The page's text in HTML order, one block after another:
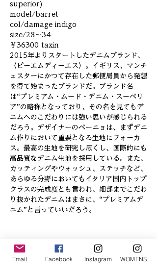
superior)
model/barret
col/damage indigo
size/28～34
￥36300 taxin
2015年よりスタートしたデニムブランド、
〈ピーエムディーエス〉。イギリス、マンチ
ェスターにかつて存在した郵便局員から発想
を得て始まったブランドだ。ブランド名
は“プレミアム・ムード・デニム・スーペリ
ア”の略称となっており、その名を見てもデ
ニムへのこだわりには強い思いが感じられる
だろう。デザイナーのペーニョは、まずデニ
ム作りにおいて重要となる生地にフォーカ
ス。最高の生地を研究し尽くし、国際的にも
高品質なデニム生地を採用している。また、
カッティングやウォッシュ、ステッチなど、
あらゆる分野においてもイタリア国内トップ
クラスの完成度とも言われ、細部までこだわ
り抜かれたデニムはまさに、“プレミアムデ
ニム”と言っていいだろう。
「あなたへのお勧めアイテム」
Email Facebook Instagram